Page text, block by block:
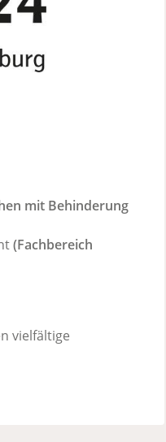
mit Behinderung
(Fachbereich
vielfältige